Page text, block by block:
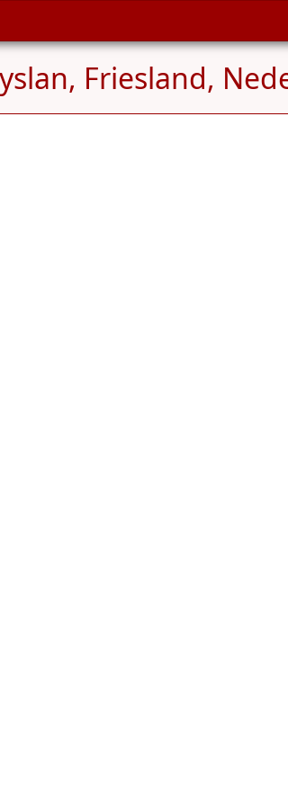
Friesland,